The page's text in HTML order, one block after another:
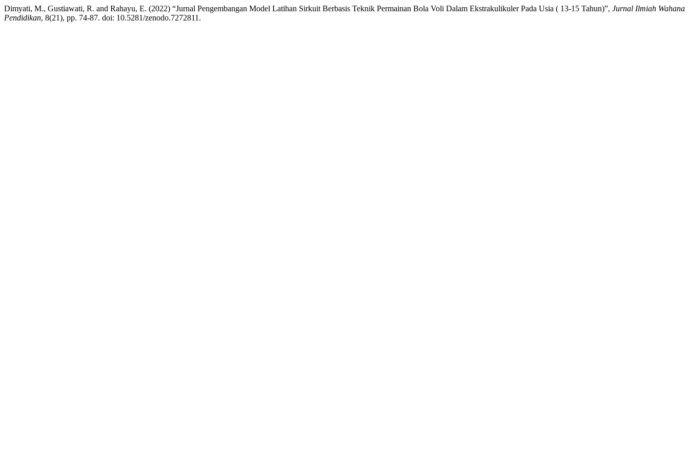
Dimyati, M., Gustiawati, R. and Rahayu, E. (2022) “Jurnal Pengembangan Model Latihan Sirkuit Berbasis Teknik Permainan Bola Voli Dalam Ekstrakulikuler Pada Usia ( 13-15 Tahun)”, Jurnal Ilmiah Wahana
Pendidikan, 8(21), pp. 74-87. doi: 10.5281/zenodo.7272811.